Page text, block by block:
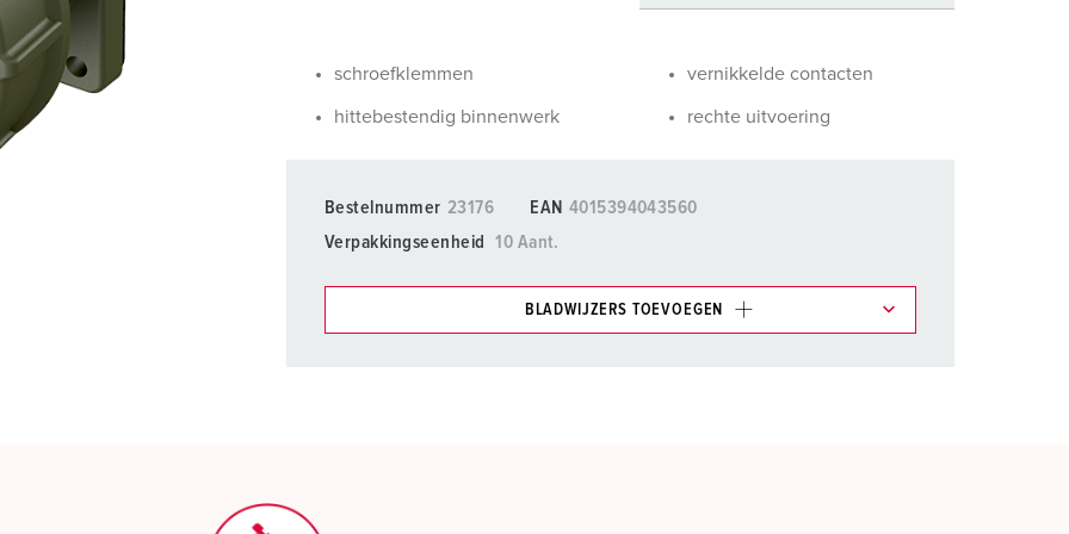
SCHUKO® en contactmateriaal met beschermingscontact
Data-/netwerktechniek
Producten met uitgebreide uitvoeringen en aanvullende producten
Brandweer en rampenhulpverlening
Campings
schroefklemmen
hittebestendig binnenwerk
vernikkelde contacten
rechte uitvoering
Bestelnummer 23176 EAN 4015394043560
Verpakkingseenheid
10 Aant.
BLADWIJZERS TOEVOEGEN